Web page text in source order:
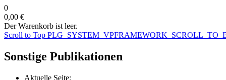
0
0,00 €
Der Warenkorb ist leer.
Scroll to Top
Sonstige Publikationen
Aktuelle Seite: